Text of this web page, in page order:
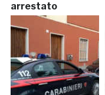
arrestato